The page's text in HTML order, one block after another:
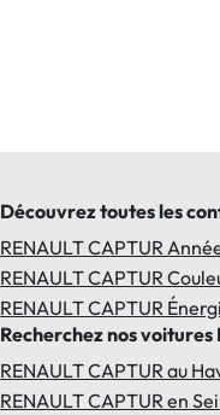
Découvrez toutes les
RENAULT CAPTUR
RENAULT CAPTUR
RENAULT CAPTUR
Recherchez nos
RENAULT CAPTUR au
RENAULT CAPTUR en